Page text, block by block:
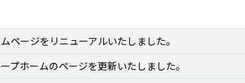
ページをリニューアルいたしました。
プホームのページを更新いたしました。